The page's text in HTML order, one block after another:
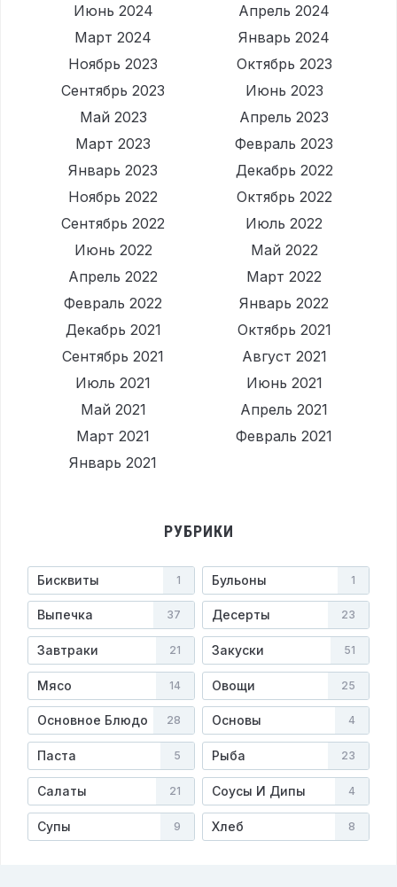
Июнь 2024
Апрель 2024
Март 2024
Январь 2024
Ноябрь 2023
Октябрь 2023
Сентябрь 2023
Июнь 2023
Май 2023
Апрель 2023
Март 2023
Февраль 2023
Январь 2023
Декабрь 2022
Ноябрь 2022
Октябрь 2022
Сентябрь 2022
Июль 2022
Июнь 2022
Май 2022
Апрель 2022
Март 2022
Февраль 2022
Январь 2022
Декабрь 2021
Октябрь 2021
Сентябрь 2021
Август 2021
Июль 2021
Июнь 2021
Май 2021
Апрель 2021
Март 2021
Февраль 2021
Январь 2021
РУБРИКИ
Бисквиты 1 Бульоны 1
Выпечка 37 Десерты 23
Завтраки 21 Закуски 51
Мясо 14 Овощи 25
Основное Блюдо 28 Основы 4
Паста 5 Рыба 23
Салаты 21 Соусы И Дипы 4
Супы 9 Хлеб 8